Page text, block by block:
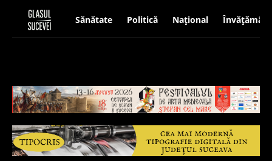
Sănătate Politică Național Învățământ